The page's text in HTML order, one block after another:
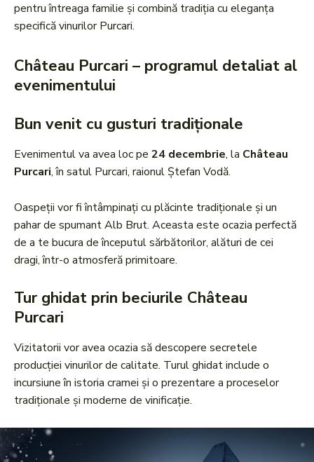
pentru întreaga familie și combină tradiția cu eleganța
specifică vinurilor Purcari.
Château Purcari – programul detaliat al
evenimentului
Bun venit cu gusturi tradiționale
Evenimentul va avea loc pe 24 decembrie, la Château
Purcari, în satul Purcari, raionul Ștefan Vodă.
Oaspeții vor fi întâmpinați cu plăcinte tradiționale și un
pahar de spumant Alb Brut. Aceasta este ocazia perfectă
de a te bucura de începutul sărbătorilor, alături de cei
dragi, într-o atmosferă primitoare.
Tur ghidat prin beciurile Château
Purcari
Vizitatorii vor avea ocazia să descopere secretele
producției vinurilor de calitate. Turul ghidat include o
incursiune în istoria cramei și o prezentare a proceselor
tradiționale și moderne de vinificație.